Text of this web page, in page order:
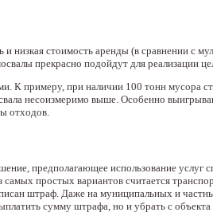
низкая стоимость аренды (в сравнении с
прекрасно подойдут для реализации
К примеру, при наличии 100 тонн мусора
несоизмеримо выше. Особенно
отходов.
предполагающее использование услуг
простых вариантов считается
штраф. Даже на муниципальных и
сумму штрафа, но и убрать с